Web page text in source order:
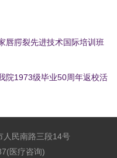
唇腭裂先进技术国际培训班
院1973级毕业50周年返校活
人民南路三段14号
医疗咨询)